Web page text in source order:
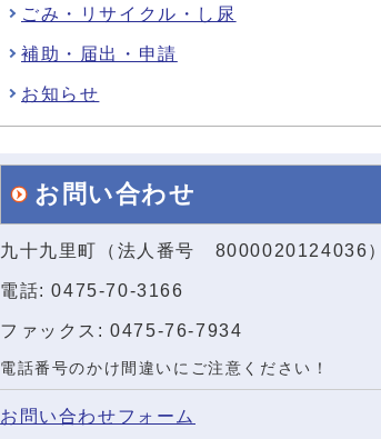
ごみ・リサイクル・し尿
補助・届出・申請
お知らせ
お問い合わせ
九十九里町（法人番号 8000020124036
電話: 0475-70-3166
ファックス: 0475-76-7934
電話番号のかけ間違いにご注意ください！
お問い合わせフォーム